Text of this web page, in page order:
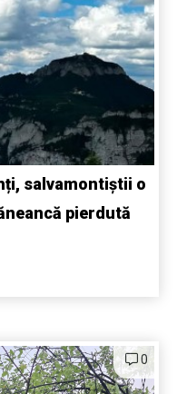
salvamontiștii o
pierdută
0